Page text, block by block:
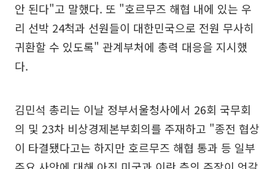
안 된다"고 말했다. 또 "호르무즈 해협 내에 있는 우
리 선박 24척과 선원들이 대한민국으로 전원 무사히
귀환할 수 있도록" 관계부처에 총력 대응을 지시했
다.
김민석 총리는 이날 정부서울청사에서 26회 국무회
의 및 23차 비상경제본부회의를 주재하고 "종전 협상
이 타결됐다고는 하지만 호르무즈 해협 통과 등 일부